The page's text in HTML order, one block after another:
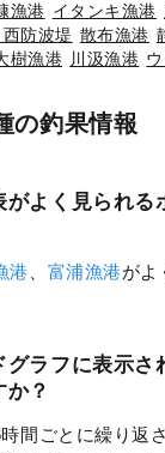
漁港 イタンキ漁港
防波堤 散布漁港
樹漁港 川汲漁港
の釣果情報
がよく見られる
港 富浦漁港がよ
グラフに表示さ
？
間ごとに繰り返